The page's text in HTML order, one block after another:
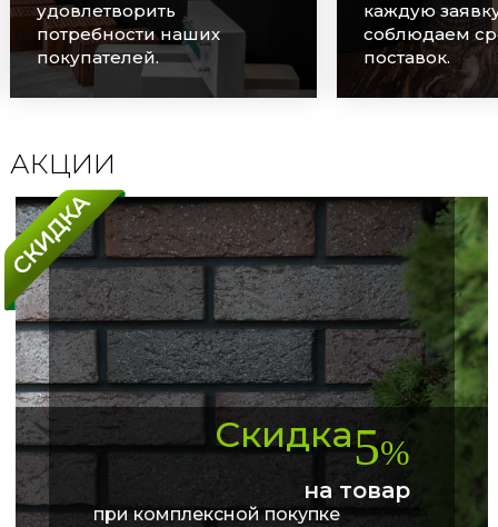
удовлетворить
потребности наших
покупателей.
каждую
соблюдаем
поставок.
АКЦИИ
Скидка5%
на товар
при комплексной покупке